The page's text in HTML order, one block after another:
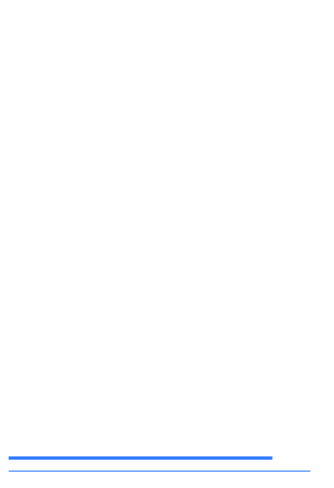
логотипом: эффективный
Девушка в бокале:
искусство эффектного